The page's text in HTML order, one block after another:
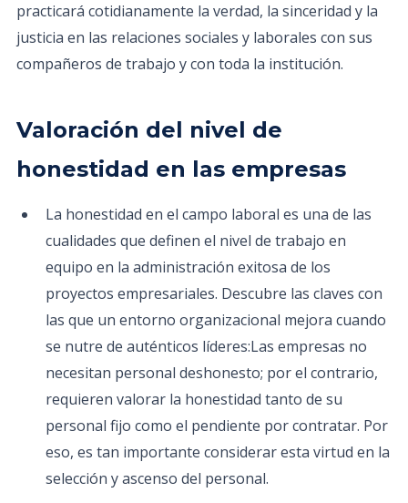
practicará cotidianamente la verdad, la sinceridad y la
justicia en las relaciones sociales y laborales con sus
compañeros de trabajo y con toda la institución.
Valoración del nivel de
honestidad en las empresas
La honestidad en el campo laboral es una de las
cualidades que definen el nivel de trabajo en
equipo en la administración exitosa de los
proyectos empresariales. Descubre las claves con
las que un entorno organizacional mejora cuando
se nutre de auténticos líderes:Las empresas no
necesitan personal deshonesto; por el contrario,
requieren valorar la honestidad tanto de su
personal fijo como el pendiente por contratar. Por
eso, es tan importante considerar esta virtud en la
selección y ascenso del personal.